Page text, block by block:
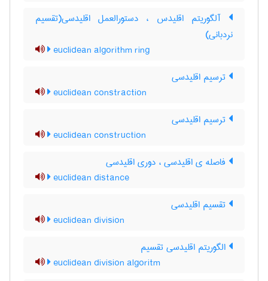
آلگوریتم اقلیدس ، دستورالعمل اقلیدسی(تقسیم
نردبانی)
euclidean algorithm ring
ترسیم اقلیدسی
euclidean constraction
ترسیم اقلیدسی
euclidean construction
فاصله ی اقلیدسی ، دوری اقلیدسی
euclidean distance
تقسیم اقلیدسی
euclidean division
الگوریتم اقلیدسی تقسیم
euclidean division algoritm